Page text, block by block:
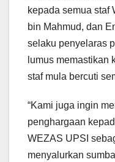
kepada semua staf
bin Mahmud, dan
selaku penyelaras
lumus memastikan
staf mula bercuti
“Kami juga ingin
penghargaan
WEZAS UPSI
menyalurkan